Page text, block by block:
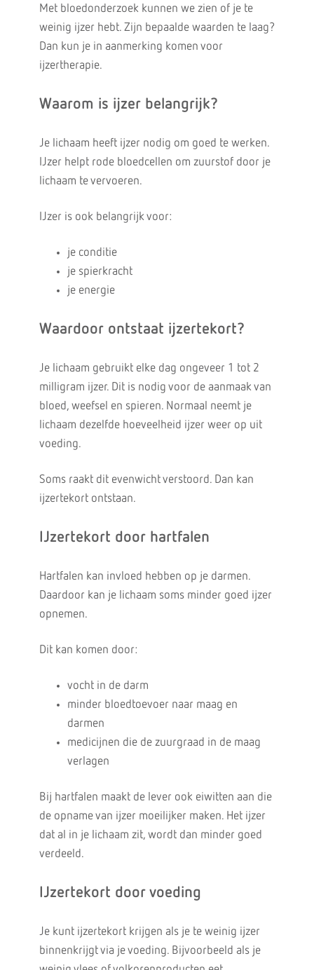
Met bloedonderzoek kunnen we zien of je te
weinig ijzer hebt. Zijn bepaalde waarden te laag?
Dan kun je in aanmerking komen voor
ijzertherapie.
Waarom is ijzer belangrijk?
Je lichaam heeft ijzer nodig om goed te werken.
IJzer helpt rode bloedcellen om zuurstof door je
lichaam te vervoeren.
IJzer is ook belangrijk voor:
je conditie
je spierkracht
je energie
Waardoor ontstaat ijzertekort?
Je lichaam gebruikt elke dag ongeveer 1 tot 2
milligram ijzer. Dit is nodig voor de aanmaak van
bloed, weefsel en spieren. Normaal neemt je
lichaam dezelfde hoeveelheid ijzer weer op uit
voeding.
Soms raakt dit evenwicht verstoord. Dan kan
ijzertekort ontstaan.
IJzertekort door hartfalen
Hartfalen kan invloed hebben op je darmen.
Daardoor kan je lichaam soms minder goed ijzer
opnemen.
Dit kan komen door:
vocht in de darm
minder bloedtoevoer naar maag en
darmen
medicijnen die de zuurgraad in de maag
verlagen
Bij hartfalen maakt de lever ook eiwitten aan die
de opname van ijzer moeilijker maken. Het ijzer
dat al in je lichaam zit, wordt dan minder goed
verdeeld.
IJzertekort door voeding
Je kunt ijzertekort krijgen als je te weinig ijzer
binnenkrijgt via je voeding. Bijvoorbeeld als je